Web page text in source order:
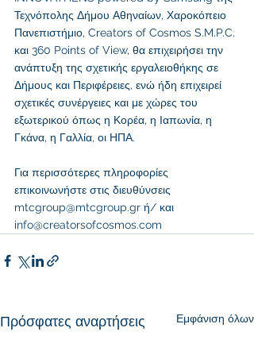
Τεχνόπολης Δήμου Αθηναίων, Χαροκόπειο
Πανεπιστήμιο, Creators of Cosmos S.M.P.C.
και 360 Points of View, θα επιχειρήσει την
ανάπτυξη της σχετικής εργαλειοθήκης σε
Δήμους και Περιφέρειες, ενώ ήδη επιχειρεί
σχετικές συνέργειες και με χώρες του
εξωτερικού όπως η Κορέα, η Ιαπωνία, η
Γκάνα, η Γαλλία, οι ΗΠΑ.
Για περισσότερες πληροφορίες
επικοινωνήστε στις διευθύνσεις
mtcgroup@mtcgroup.gr ή/ και
info@creatorsofcosmos.com
Πρόσφατες αναρτήσεις Εμφάνιση όλων